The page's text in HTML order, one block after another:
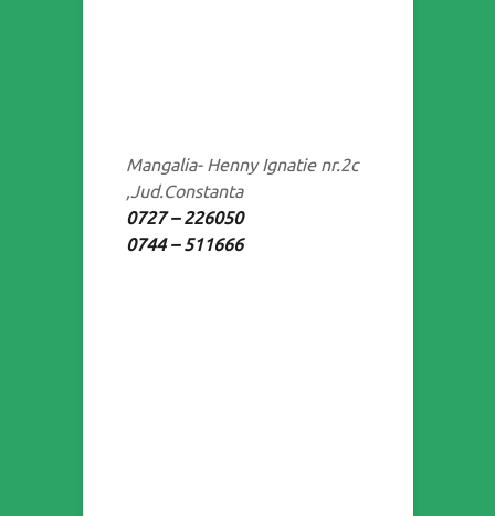
Mangalia- Henny Ignatie nr.2c
,Jud.Constanta
0727 – 226050
0744 – 511666